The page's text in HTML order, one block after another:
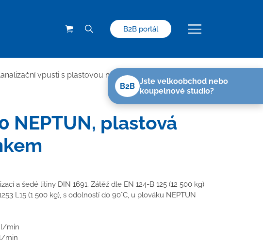
B2B portál
vpusti s plastovou mřížkou>
NEPTUN, plastová
a šedé litiny DIN 1691. Zátěž dle EN 124-B 125 (12 500 kg)
L15 (1 500 kg), s odolností do 90°C, u plováku NEPTUN
l/min
l/min
B2B
Jste velkoobchod nebo
koupelnové studio?